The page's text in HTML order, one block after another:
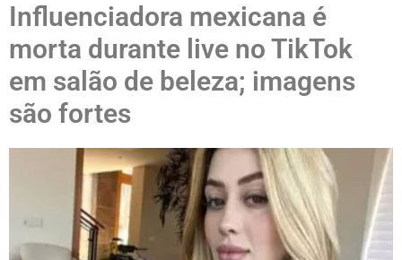
Influenciadora mexicana é
morta durante live no TikTok
em salão de beleza; imagens
são fortes